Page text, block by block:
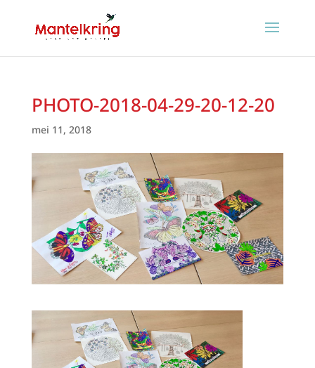
PHOTO-2018-04-29-20-12-20
mei 11, 2018